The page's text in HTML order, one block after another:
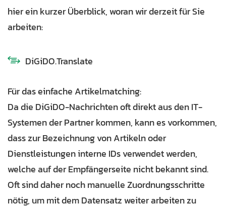
hier ein kurzer Überblick, woran wir derzeit für Sie
arbeiten:
DiGiDO.Translate
Für das einfache Artikelmatching:
Da die DiGiDO-Nachrichten oft direkt aus den IT-
Systemen der Partner kommen, kann es vorkommen,
dass zur Bezeichnung von Artikeln oder
Dienstleistungen interne IDs verwendet werden,
welche auf der Empfängerseite nicht bekannt sind.
Oft sind daher noch manuelle Zuordnungsschritte
nötig, um mit dem Datensatz weiter arbeiten zu